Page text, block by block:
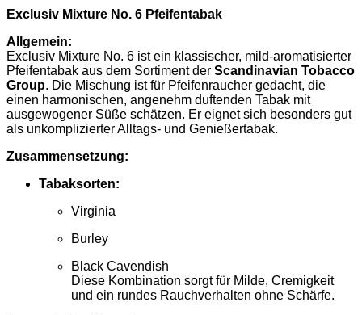
Exclusiv Mixture No. 6 Pfeifentabak
Allgemein:
Exclusiv Mixture No. 6 ist ein klassischer, mild-aromatisierter
Pfeifentabak aus dem Sortiment der Scandinavian Tobacco
Group. Die Mischung ist für Pfeifenraucher gedacht, die
einen harmonischen, angenehm duftenden Tabak mit
ausgewogener Süße schätzen. Er eignet sich besonders gut
als unkomplizierter Alltags- und Genießertabak.
Zusammensetzung:
Tabaksorten:
Virginia
Burley
Black Cavendish
Diese Kombination sorgt für Milde, Cremigkeit
und ein rundes Rauchverhalten ohne Schärfe.